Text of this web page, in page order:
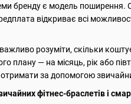
бренду є модель поширення.
відкриває всі
розуміти, скільки
плану — на місяць, рік або
отримати за допомогою
фітнес-браслетів і